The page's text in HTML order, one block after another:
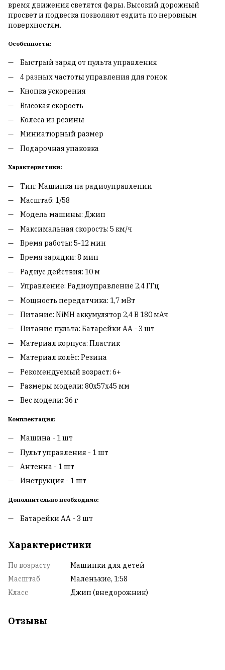
время движения светятся фары. Высокий дорожный
просвет и подвеска позволяют ездить по неровным
поверхностям.
Особенности:
Быстрый заряд от пульта управления
4 разных частоты управления для гонок
Кнопка ускорения
Высокая скорость
Колеса из резины
Миниатюрный размер
Подарочная упаковка
Характеристики:
Тип: Машинка на радиоуправлении
Масштаб: 1/58
Модель машины: Джип
Максимальная скорость: 5 км/ч
Время работы: 5-12 мин
Время зарядки: 8 мин
Радиус действия: 10 м
Управление: Радиоуправление 2,4 ГГц
Мощность передатчика: 1,7 мВт
Питание: NiMH аккумулятор 2,4 В 180 мАч
Питание пульта: Батарейки АА - 3 шт
Материал корпуса: Пластик
Материал колёс: Резина
Рекомендуемый возраст: 6+
Размеры модели: 80х57х45 мм
Вес модели: 36 г
Комплектация:
Машина - 1 шт
Пульт управления - 1 шт
Антенна - 1 шт
Инструкция - 1 шт
Дополнительно необходимо:
Батарейки АА - 3 шт
Характеристики
По возрасту
Машинки для детей
Масштаб
Маленькие, 1:58
Класс
Джип (внедорожник)
Отзывы